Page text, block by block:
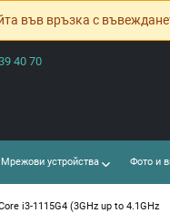
във връзка с
40 70
устройства Фото и
i3-1115G4 (3GHz up to 4.1GHz